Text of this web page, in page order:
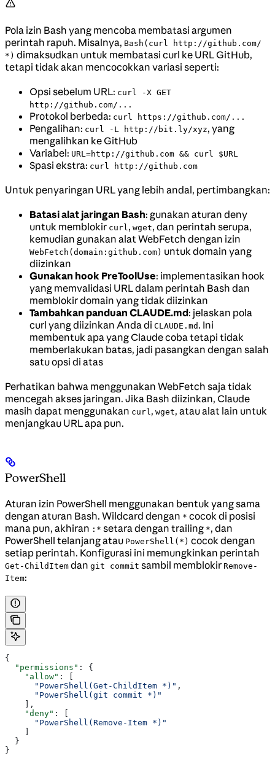
Pola izin Bash yang mencoba membatasi argumen
perintah rapuh. Misalnya, Bash(curl http://github.com/
*) dimaksudkan untuk membatasi curl ke URL GitHub,
tetapi tidak akan mencocokkan variasi seperti:
Opsi sebelum URL: curl -X GET
http://github.com/...
Protokol berbeda: curl https://github.com/...
Pengalihan: curl -L http://bit.ly/xyz, yang
mengalihkan ke GitHub
Variabel: URL=http://github.com && curl $URL
Spasi ekstra: curl http://github.com
Untuk penyaringan URL yang lebih andal, pertimbangkan:
Batasi alat jaringan Bash: gunakan aturan deny
untuk memblokir curl , wget, dan perintah serupa,
kemudian gunakan alat WebFetch dengan izin
WebFetch(domain:github.com) untuk domain yang
diizinkan
Gunakan hook PreToolUse: implementasikan hook
yang memvalidasi URL dalam perintah Bash dan
memblokir domain yang tidak diizinkan
Tambahkan panduan CLAUDE.md: jelaskan pola
curl yang diizinkan Anda di CLAUDE.md . Ini
membentuk apa yang Claude coba tetapi tidak
memberlakukan batas, jadi pasangkan dengan salah
satu opsi di atas
Perhatikan bahwa menggunakan WebFetch saja tidak
mencegah akses jaringan. Jika Bash diizinkan, Claude
masih dapat menggunakan curl , wget, atau alat lain untuk
menjangkau URL apa pun.
PowerShell
Aturan izin PowerShell menggunakan bentuk yang sama
dengan aturan Bash. Wildcard dengan * cocok di posisi
mana pun, akhiran :* setara dengan trailing *, dan
PowerShell telanjang atau PowerShell(*) cocok dengan
setiap perintah. Konfigurasi ini memungkinkan perintah
Get-ChildItem dan git commit sambil memblokir Remove-
Item:
{
  "permissions"
: {
    "allow"
: [
      "PowerShell(Get-ChildItem *)"
,
      "PowerShell(git commit *)"
    ],
    "deny"
: [
      "PowerShell(Remove-Item *)"
    ]
  }
}